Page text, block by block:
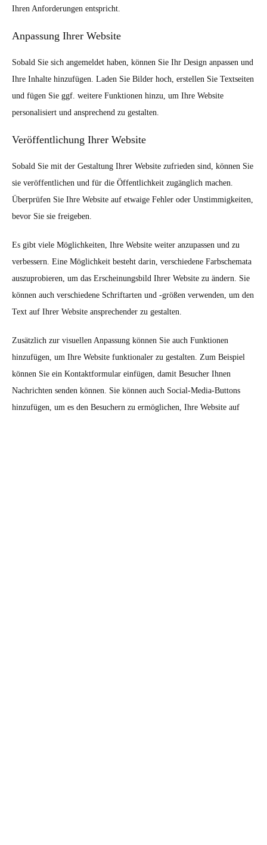
Ihren Anforderungen entspricht.
Anpassung Ihrer Website
Sobald Sie sich angemeldet haben, können Sie Ihr Design anpassen und
Ihre Inhalte hinzufügen. Laden Sie Bilder hoch, erstellen Sie Textseiten
und fügen Sie ggf. weitere Funktionen hinzu, um Ihre Website
personalisiert und ansprechend zu gestalten.
Veröffentlichung Ihrer Website
Sobald Sie mit der Gestaltung Ihrer Website zufrieden sind, können Sie
sie veröffentlichen und für die Öffentlichkeit zugänglich machen.
Überprüfen Sie Ihre Website auf etwaige Fehler oder Unstimmigkeiten,
bevor Sie sie freigeben.
Es gibt viele Möglichkeiten, Ihre Website weiter anzupassen und zu
verbessern. Eine Möglichkeit besteht darin, verschiedene Farbschemata
auszuprobieren, um das Erscheinungsbild Ihrer Website zu ändern. Sie
können auch verschiedene Schriftarten und -größen verwenden, um den
Text auf Ihrer Website ansprechender zu gestalten.
Zusätzlich zur visuellen Anpassung können Sie auch Funktionen
hinzufügen, um Ihre Website funktionaler zu gestalten. Zum Beispiel
können Sie ein Kontaktformular einfügen, damit Besucher Ihnen
Nachrichten senden können. Sie können auch Social-Media-Buttons
hinzufügen, um es den Besuchern zu ermöglichen, Ihre Website auf